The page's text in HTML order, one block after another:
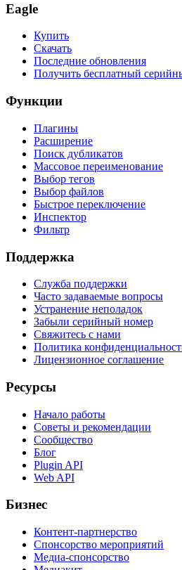
Eagle
Купить
Скачать
Последние обновления
Получить бесплатный
Функции
Плагины
Расширение
Поиск дубликатов
Массовое переименование
Выбор тегов
Выбор файлов
Быстрое переключение
Инспектор
Фильтр
Поддержка
Служба поддержки
Часто задаваемые вопросы
Устранение неполадок
Забыли серийный номер
Свяжитесь с нами
Политика
Лицензионное соглашение
Ресурсы
Начало работы
Советы и рекомендации
Сообщество
Блог
Plugin API
Web API
Бизнес
Контент-партнерство
Спонсорство мероприятий
Медиа-спонсорство